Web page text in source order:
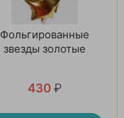
Фольгированные
звезды золотые
430 ₽